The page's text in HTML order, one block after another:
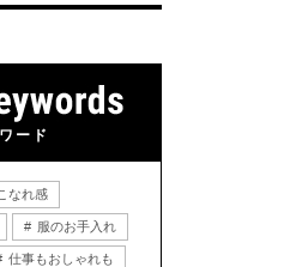
ード
なれ感
服のお手入れ
仕事もおしゃれも